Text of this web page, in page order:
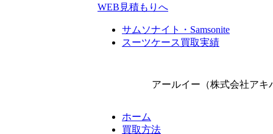
WEB見積もりへ
サムソナイト・Samsonite
スーツケース買取実績
アールイー（株式会社アキ
ホーム
買取方法